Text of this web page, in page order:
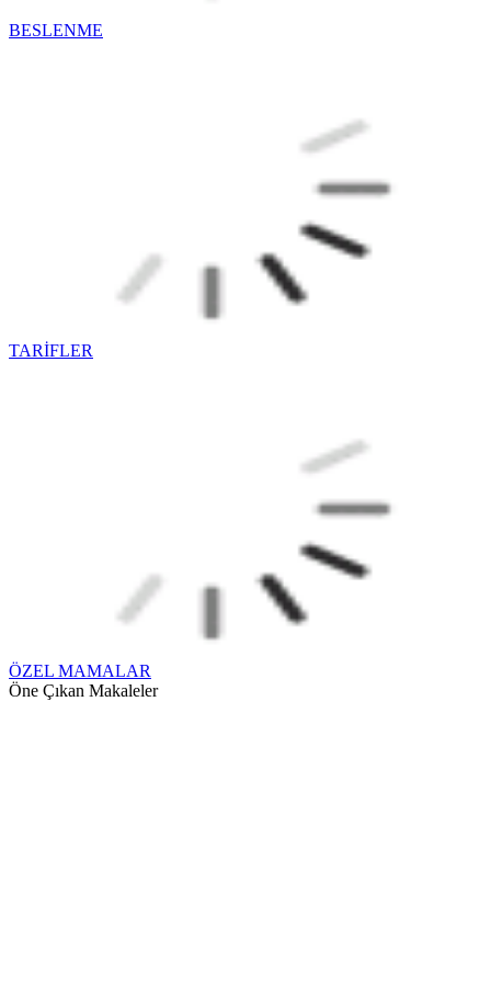
BESLENME
TARİFLER
ÖZEL MAMALAR
Öne Çıkan Makaleler